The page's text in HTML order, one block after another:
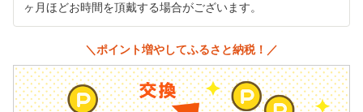
ヶ月ほどお時間を頂戴する場合がございます。
＼ポイント増やしてふるさと納税！／